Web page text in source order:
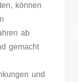
können
ab
gemacht
und